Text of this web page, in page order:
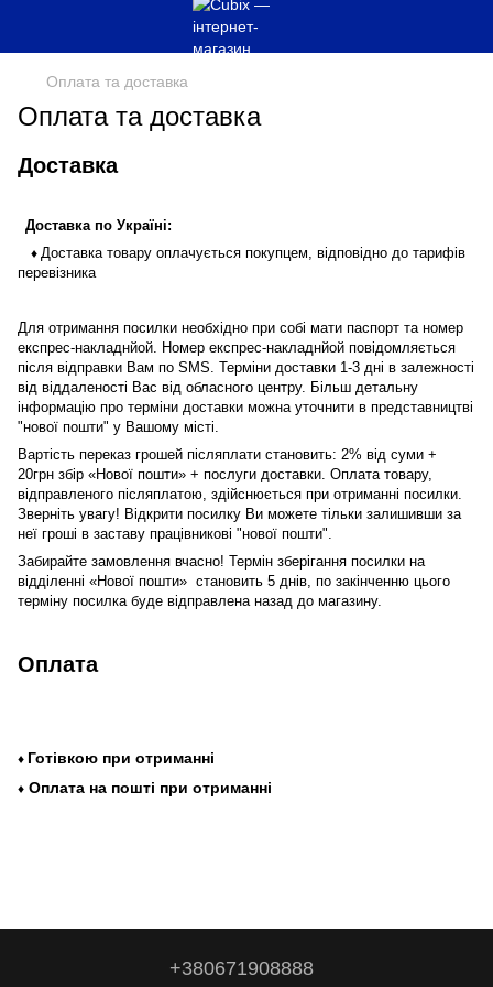
Оплата та доставка
Оплата та доставка
Доставка
Доставка по Україні:
♦ Доставка товару оплачується покупцем, відповідно до тарифів
перевізника
Для отримання посилки необхідно при собі мати паспорт та номер
експрес-накладнйой. Номер експрес-накладнйой повідомляється
після відправки Вам по SMS. Терміни доставки 1-3 дні в залежності
від віддаленості Вас від обласного центру. Більш детальну
інформацію про терміни доставки можна уточнити в представництві
"нової пошти" у Вашому місті.
Вартість переказ грошей післяплати становить: 2% від суми +
20грн збір «Нової пошти» + послуги доставки. Оплата товару,
відправленого післяплатою, здійснюється при отриманні посилки.
Зверніть увагу! Відкрити посилку Ви можете тільки залишивши за
неї гроші в заставу працівникові "нової пошти".
Забирайте замовлення вчасно! Термін зберігання посилки на
відділенні «Нової пошти» становить 5 днів, по закінченню цього
терміну посилка буде відправлена ​​назад до магазину.
Оплата
♦ Готівкою при отриманні
♦ Оплата на пошті при отриманні
+380671908888